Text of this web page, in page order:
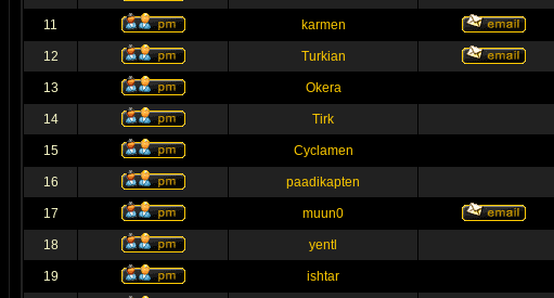
11 karmen
12 Turkian
13 Okera
14 Tirk
15 Cyclamen
16 paadikapten
17 muun0
18 yentl
19 ishtar